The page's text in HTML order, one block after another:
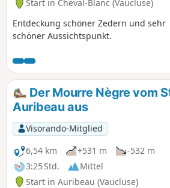
Start in Cheval-Blanc (Vaucluse)
Entdeckung schöner Zedern und sehr
schöner Aussichtspunkt.
Der Mourre Nègre vom
Auribeau aus
Visorando-Mitglied
6,54 km
+531 m
-532 m
3:25 Std.
Mittel
Start in Auribeau (Vaucluse)